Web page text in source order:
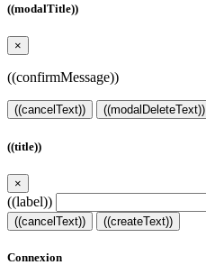
((modalTitle))
×
((confirmMessage))
((cancelText)) ((modalDeleteText))
((title))
×
((label))
((cancelText)) ((createText))
Connexion